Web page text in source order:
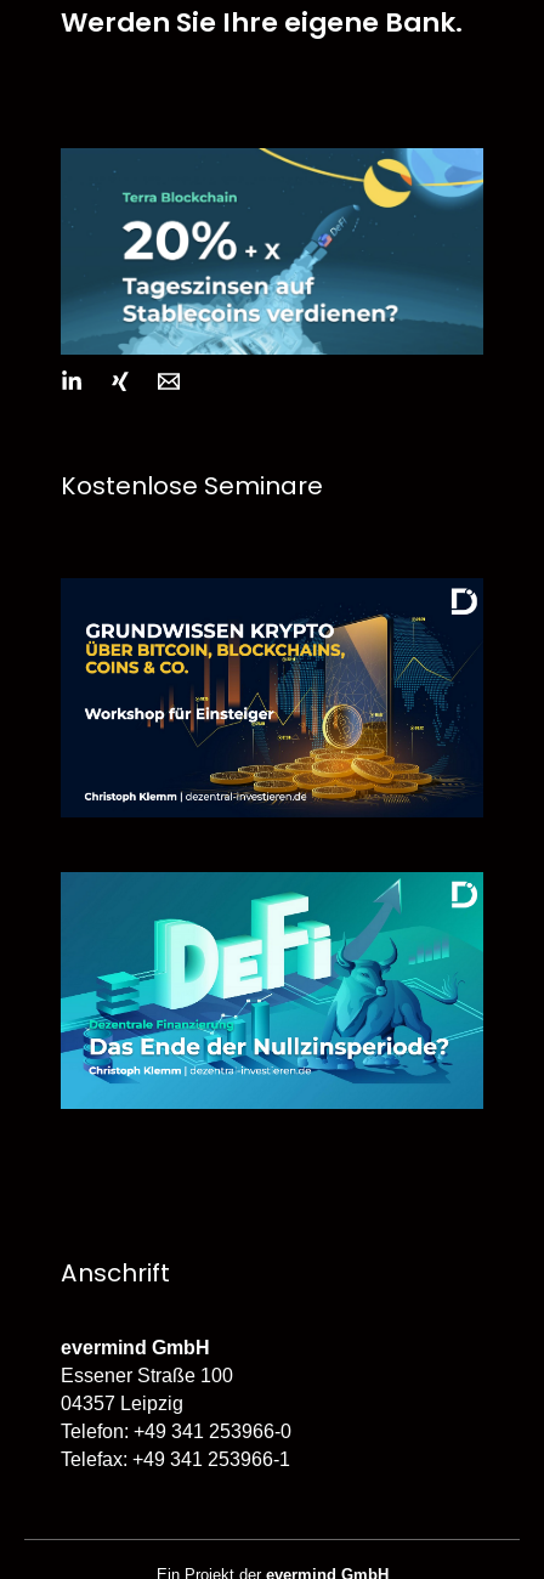
Werden Sie Ihre eigene Bank.
Kostenlose Seminare
Anschrift
evermind GmbH
Essener Straße 100
04357 Leipzig
Telefon: +49 341 253966-0
Telefax: +49 341 253966-1
Ein Projekt der evermind GmbH